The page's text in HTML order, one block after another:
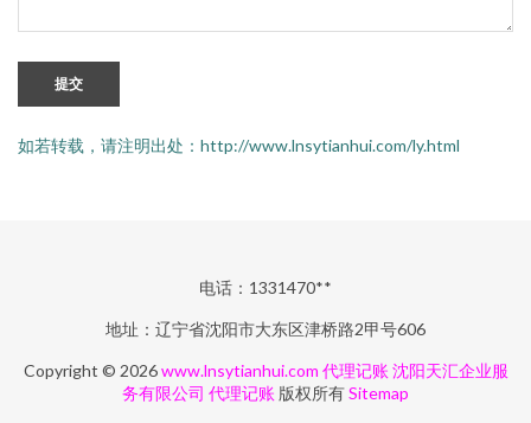
提交
如若转载，请注明出处：http://www.lnsytianhui.com/ly.html
电话：1331470**
地址：辽宁省沈阳市大东区津桥路2甲号606
Copyright © 2026www.lnsytianhui.com 代理记账 沈阳天汇企业服
务有限公司 代理记账 版权所有Sitemap